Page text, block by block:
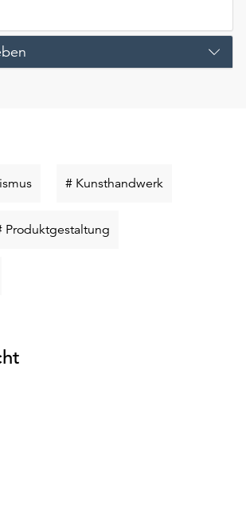
Schlüsselwort
# Kunsthandwerk
Produktgestaltung